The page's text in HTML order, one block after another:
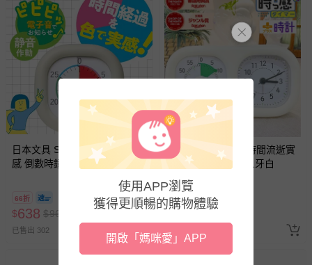
日本文具 SONIC - 時間流逝實
感 倒數時鐘/倒數器-30mins版-
66折
$638 $967
已售出 302
日本文具 SONIC - 時間流逝實
感 倒數時鐘+時鐘-象牙白
6折 即將售完
1190
使用APP瀏覽
獲得更順暢的購物體驗
開啟「媽咪愛」APP